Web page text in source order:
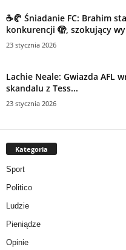
☕️🥐 Śniadanie FC: Brahim
konkurencji 🫣, szokujący
23 stycznia 2026
Lachie Neale: Gwiazda AFL
skandalu z Tess...
23 stycznia 2026
Kategoria
Sport
Politico
Ludzie
Pieniądze
Opinie